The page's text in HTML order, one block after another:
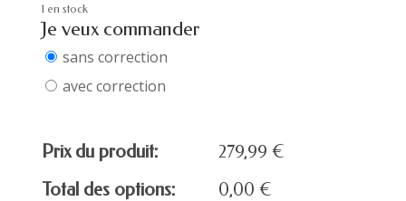
1 en stock
Je veux commander
sans correction
avec correction
Prix du produit: 279,99 €
Total des options:
0,00 €